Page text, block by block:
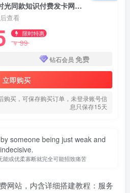
外面收费388的可运营版时光同款知识付费发卡网程序搭建【全套源码+搭建教程】
查看
限时特惠
￥99
钻石会员 免费
立即购买
购买，可保存购买订单，未登录账号信
息只保存15天
someone being just weak and
indecisive.
能或优柔寡断就完全可能招致痛苦
网站，内含详细搭建教程：服务